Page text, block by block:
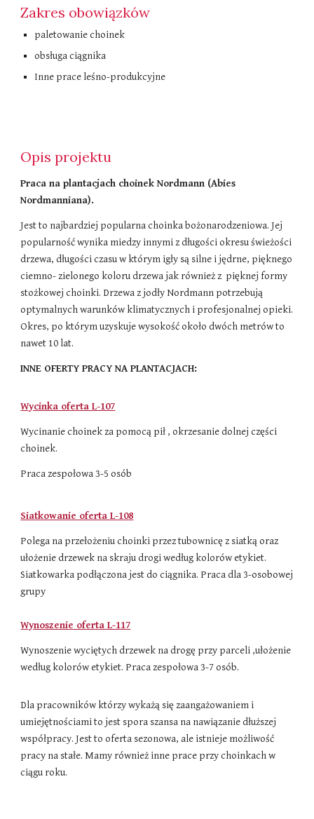
Zakres obowiązków
paletowanie choinek
obsługa ciągnika
Inne prace leśno-produkcyjne
Opis projektu
Praca na plantacjach choinek Nordmann (Abies
Nordmanniana).
Jest to najbardziej popularna choinka bożonarodzeniowa. Jej
popularność wynika miedzy innymi z długości okresu świeżości
drzewa, długości czasu w którym igły są silne i jędrne, pięknego
ciemno- zielonego koloru drzewa jak również z pięknej formy
stożkowej choinki. Drzewa z jodły Nordmann potrzebują
optymalnych warunków klimatycznych i profesjonalnej opieki.
Okres, po którym uzyskuje wysokość około dwóch metrów to
nawet 10 lat.
INNE OFERTY PRACY NA PLANTACJACH:
Wycinka oferta L-107
Wycinanie choinek za pomocą pił , okrzesanie dolnej części
choinek.
Praca zespołowa 3-5 osób
Siatkowanie oferta L-108
Polega na przełożeniu choinki przez tubownicę z siatką oraz
ułożenie drzewek na skraju drogi według kolorów etykiet.
Siatkowarka podłączona jest do ciągnika. Praca dla 3-osobowej
grupy
Wynoszenie oferta L-117
Wynoszenie wyciętych drzewek na drogę przy parceli ,ułożenie
według kolorów etykiet. Praca zespołowa 3-7 osób.
Dla pracowników którzy wykażą się zaangażowaniem i
umiejętnościami to jest spora szansa na nawiązanie dłuższej
współpracy. Jest to oferta sezonowa, ale istnieje możliwość
pracy na stałe. Mamy również inne prace przy choinkach w
ciągu roku.